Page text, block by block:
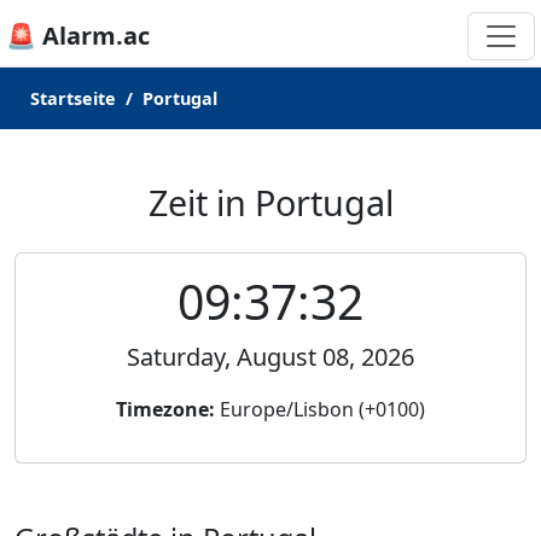
🚨 Alarm.ac
Startseite Portugal
Zeit in Portugal
09:37:32
Saturday, August 08, 2026
Timezone: Europe/Lisbon (+0100)